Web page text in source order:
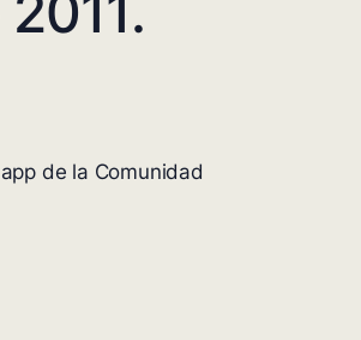
de la Comunidad